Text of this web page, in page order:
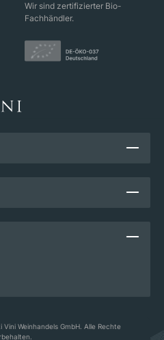
Wir sind zertifizierter Bio-
Fachhändler.
Weinhandels GmbH. Alle Rechte